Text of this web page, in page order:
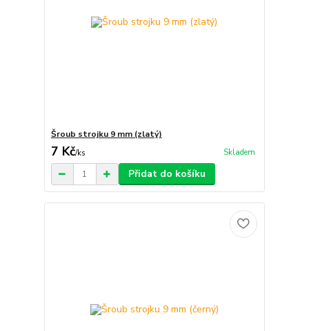
Šroub strojku 9 mm (zlatý)
7 Kč/ks Skladem
Přidat do košíku